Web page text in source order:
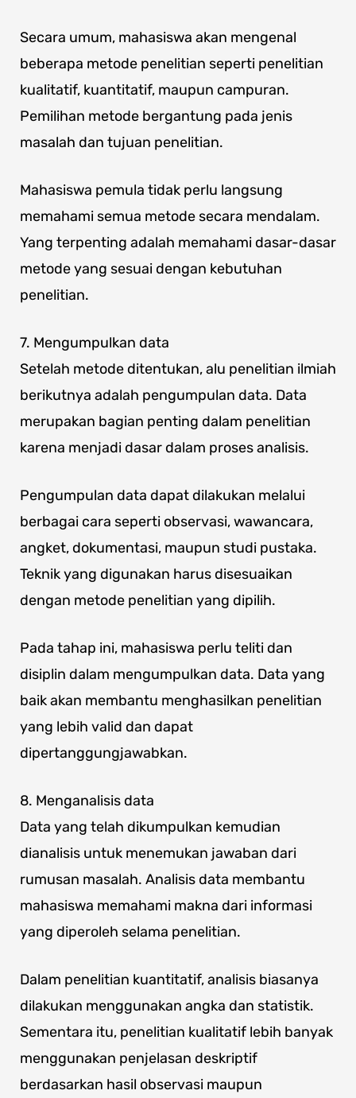
Secara umum, mahasiswa akan mengenal
beberapa metode penelitian seperti penelitian
kualitatif, kuantitatif, maupun campuran.
Pemilihan metode bergantung pada jenis
masalah dan tujuan penelitian.
Mahasiswa pemula tidak perlu langsung
memahami semua metode secara mendalam.
Yang terpenting adalah memahami dasar-dasar
metode yang sesuai dengan kebutuhan
penelitian.
7. Mengumpulkan data
Setelah metode ditentukan, alu penelitian ilmiah
berikutnya adalah pengumpulan data. Data
merupakan bagian penting dalam penelitian
karena menjadi dasar dalam proses analisis.
Pengumpulan data dapat dilakukan melalui
berbagai cara seperti observasi, wawancara,
angket, dokumentasi, maupun studi pustaka.
Teknik yang digunakan harus disesuaikan
dengan metode penelitian yang dipilih.
Pada tahap ini, mahasiswa perlu teliti dan
disiplin dalam mengumpulkan data. Data yang
baik akan membantu menghasilkan penelitian
yang lebih valid dan dapat
dipertanggungjawabkan.
8. Menganalisis data
Data yang telah dikumpulkan kemudian
dianalisis untuk menemukan jawaban dari
rumusan masalah. Analisis data membantu
mahasiswa memahami makna dari informasi
yang diperoleh selama penelitian.
Dalam penelitian kuantitatif, analisis biasanya
dilakukan menggunakan angka dan statistik.
Sementara itu, penelitian kualitatif lebih banyak
menggunakan penjelasan deskriptif
berdasarkan hasil observasi maupun